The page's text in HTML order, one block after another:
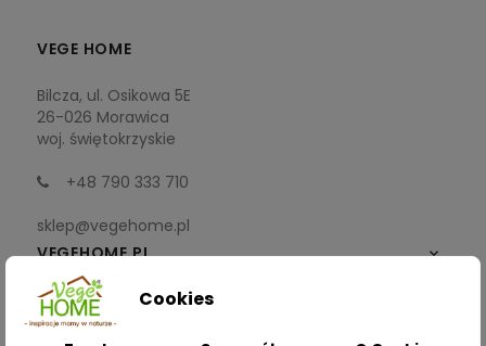
VEGE HOME
Bilcza, ul. Osikowa 5E
26-026 Morawica
woj. świętokrzyskie
+48 790 333 710
sklep@vegehome.pl
VEGEHOME.PL

INFORMACJE
Cookies